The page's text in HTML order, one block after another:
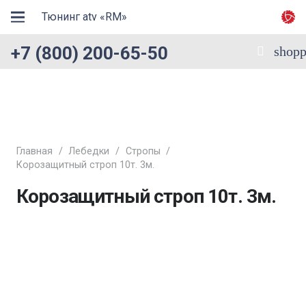
Тюнинг atv «RM»
+7 (800) 200-65-50
Главная / Лебедки / Стропы /
Корозащитный строп 10т. 3м.
Корозащитный строп 10т. 3м.